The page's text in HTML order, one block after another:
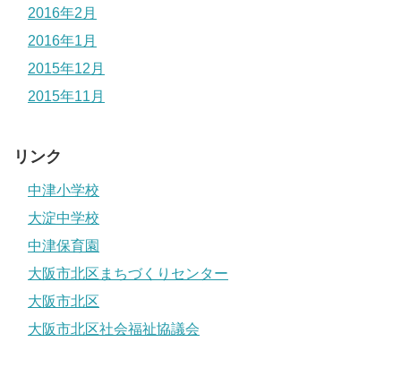
2016年2月
2016年1月
2015年12月
2015年11月
リンク
中津小学校
大淀中学校
中津保育園
大阪市北区まちづくりセンター
大阪市北区
大阪市北区社会福祉協議会